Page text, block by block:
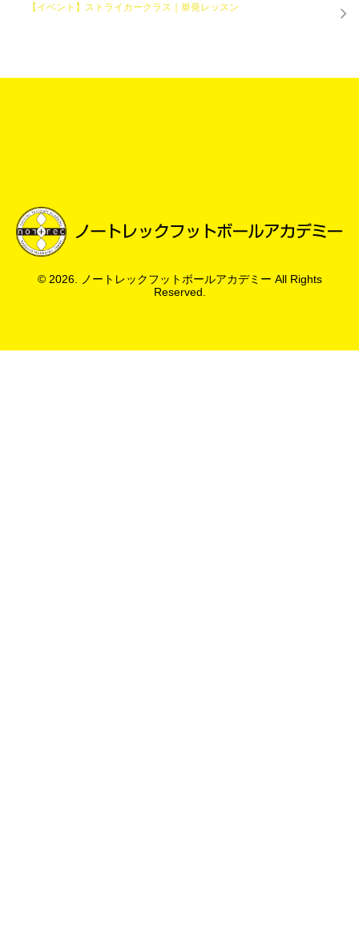
【イベント】ストライカークラス｜単発レッスン
© 2026. ノートレックフットボールアカデミー All Rights
Reserved.